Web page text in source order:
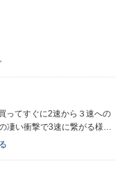
ってすぐに2速から３速への
凄い衝撃で3速に繋がる様に
して止まる程です。 リコー